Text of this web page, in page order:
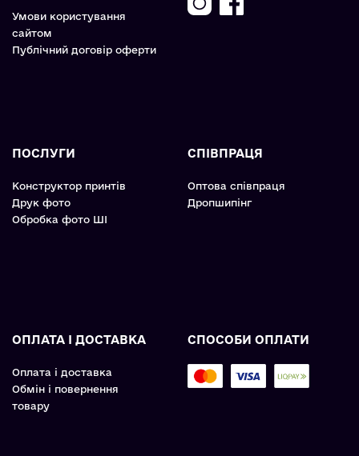
Умови користування
сайтом
Публічний договір оферти
ПОСЛУГИ
Конструктор принтів
Друк фото
Обробка фото ШІ
СПІВПРАЦЯ
Оптова співпраця
Дропшипінг
ОПЛАТА І ДОСТАВКА
Оплата і доставка
Обмін і повернення
товару
СПОСОБИ ОПЛАТИ